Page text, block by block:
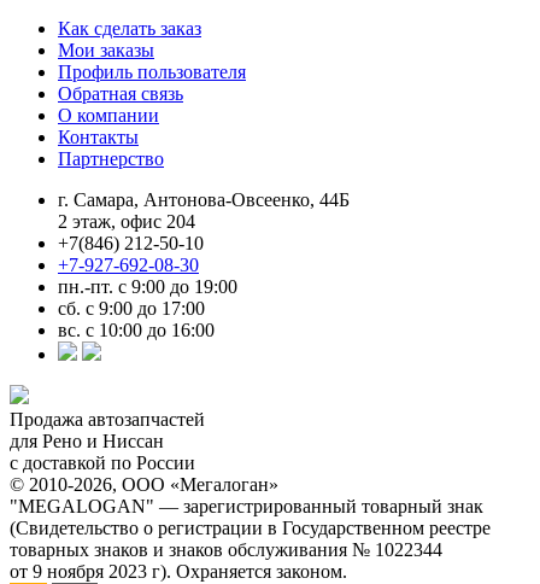
Как сделать заказ
Мои заказы
Профиль пользователя
Обратная связь
О компании
Контакты
Партнерство
г. Самара, Антонова-Овсеенко, 44Б
2 этаж, офис 204
+7(846) 212-50-10
+7-927-692-08-30
пн.-пт. с 9:00 до 19:00
сб. с 9:00 до 17:00
вс. с 10:00 до 16:00
Продажа автозапчастей
для Рено и Ниссан
с доставкой по России
© 2010-2026, ООО «Мегалоган»
"MEGALOGAN" — зарегистрированный товарный знак
(Свидетельство о регистрации в Государственном реестре
товарных знаков и знаков обслуживания № 1022344
от 9 ноября 2023 г). Охраняется законом.